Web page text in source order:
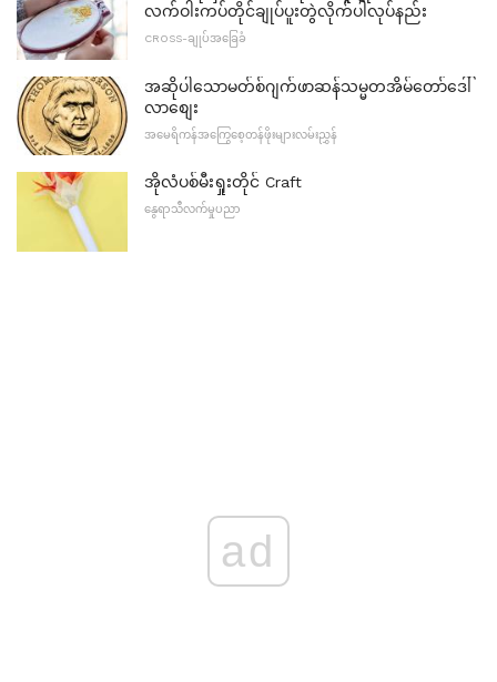
လက်ဝါးကပ်တိုင်ချုပ်ပူးတွဲလိုက်ပါလုပ်နည်း
CROSS-ချုပ်အခြေခံ
အဆိုပါသောမတ်စ်ဂျက်ဖာဆန်သမ္မတအိမ်တော်ဒေါ်
လာစျေး
အမေရိကန်အကြွေစေ့တန်ဖိုးများလမ်းညွှန်
အိုလံပစ်မီးရှုးတိုင် Craft
နွေရာသီလက်မှုပညာ
ad